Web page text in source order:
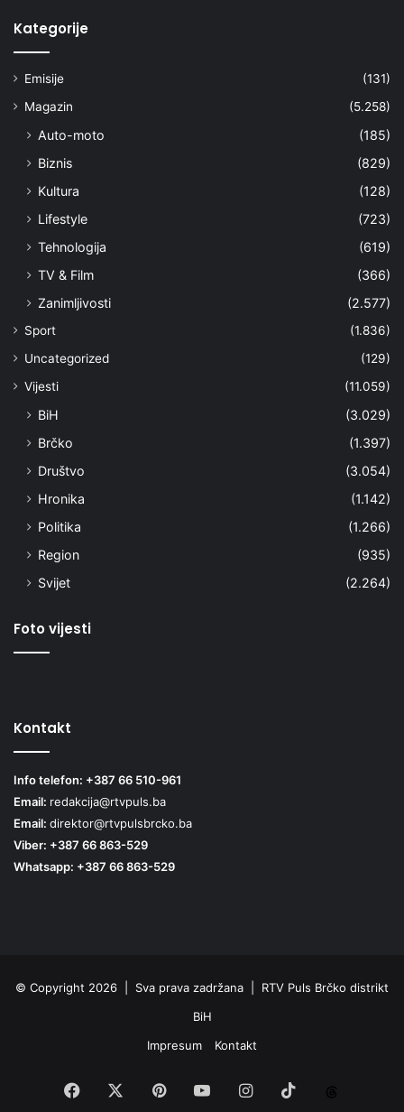
Kategorije
Emisije
(131)
Magazin
(5.258)
Auto-moto
(185)
Biznis
(829)
Kultura
(128)
Lifestyle
(723)
Tehnologija
(619)
TV & Film
(366)
Zanimljivosti
(2.577)
Sport
(1.836)
Uncategorized
(129)
Vijesti
(11.059)
BiH
(3.029)
Brčko
(1.397)
Društvo
(3.054)
Hronika
(1.142)
Politika
(1.266)
Region
(935)
Svijet
(2.264)
Foto vijesti
Kontakt
Info telefon: +387 66 510-961
Email: redakcija@rtvpuls.ba
Email: direktor@rtvpulsbrcko.ba
Viber: +387 66 863-529
Whatsapp: +387 66 863-529
© Copyright 2026 | Sva prava zadržana | RTV Puls Brčko distrikt
BiH
Impresum
Kontakt
Facebook PinterestYouTubeInstagram
TikTok